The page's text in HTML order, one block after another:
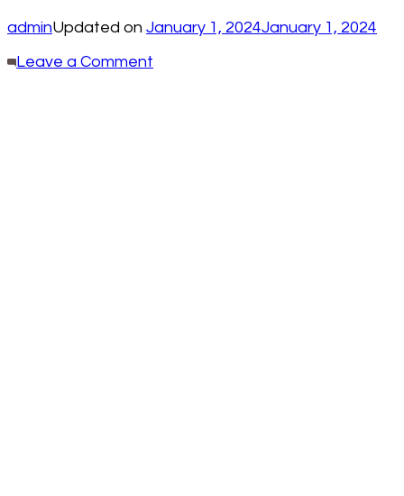
adminUpdated on January 1, 2024January 1, 2024
Leave a Comment